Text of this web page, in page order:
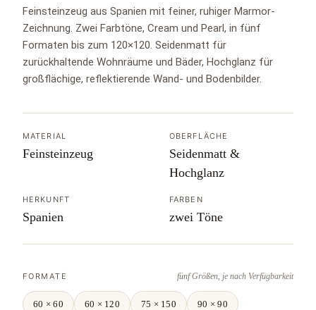
Feinsteinzeug aus Spanien mit feiner, ruhiger Marmor-
Zeichnung. Zwei Farbtöne, Cream und Pearl, in fünf
Formaten bis zum 120×120. Seidenmatt für
zurückhaltende Wohnräume und Bäder, Hochglanz für
großflächige, reflektierende Wand- und Bodenbilder.
MATERIAL
Feinsteinzeug
OBERFLÄCHE
Seidenmatt &
Hochglanz
HERKUNFT
Spanien
FARBEN
zwei Töne
FORMATE fünf Größen, je nach Verfügbarkeit
60 × 60 60 × 120 75 × 150 90 × 90